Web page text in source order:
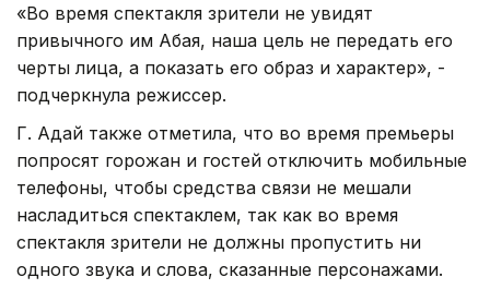
«Во время спектакля зрители не увидят
привычного им Абая, наша цель не передать его
черты лица, а показать его образ и характер», -
подчеркнула режиссер.
Г. Адай также отметила, что во время премьеры
попросят горожан и гостей отключить мобильные
телефоны, чтобы средства связи не мешали
насладиться спектаклем, так как во время
спектакля зрители не должны пропустить ни
одного звука и слова, сказанные персонажами.